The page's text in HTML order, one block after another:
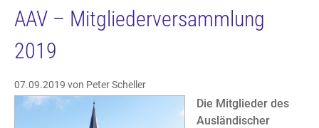
AAV – Mitgliederversammlung
2019
07.09.2019 von Peter Scheller
Die Mitglieder des
Ausländischer